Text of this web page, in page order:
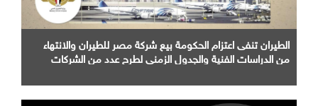
الطيران تنفى اعتزام الحكومة بيع شركة مصر للطيران والانتهاء
من الدراسات الفنية والجدول الزمني لطرح عدد من الشركات